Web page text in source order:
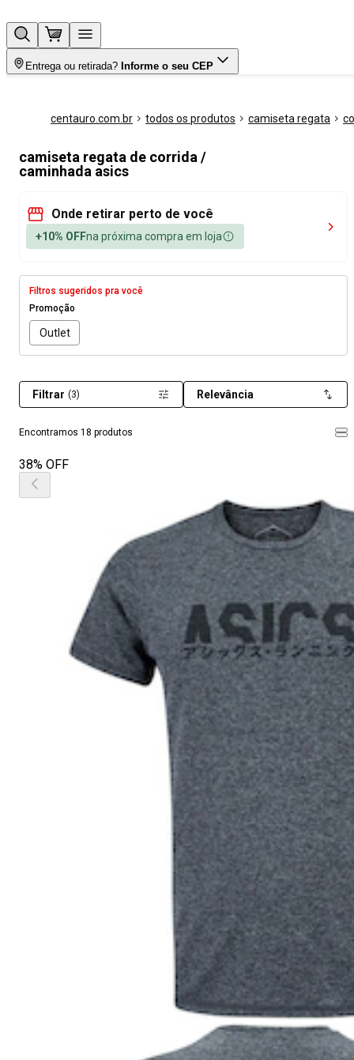
Entrega ou retirada? Informe o seu CEP
centauro.com.br todos os produtos camiseta regata
camiseta regata de corrida /
caminhada asics
Onde retirar perto de você
+10% OFFna próxima compra em loja
Filtros sugeridos pra você
Promoção
Outlet
Encontramos 18 produtos
Filtrar (3) Relevância
38% OFF